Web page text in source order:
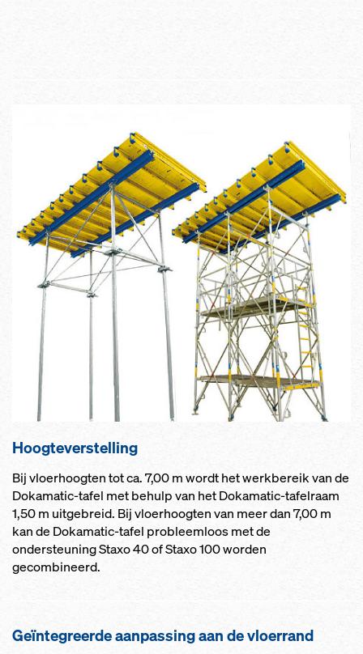
Hoogteverstelling
Bij vloerhoogten tot ca. 7,00 m wordt het werkbereik van de
Dokamatic-tafel met behulp van het Dokamatic-tafelraam
1,50 m uitgebreid. Bij vloerhoogten van meer dan 7,00 m
kan de Dokamatic-tafel probleemloos met de
ondersteuning Staxo 40 of Staxo 100 worden
gecombineerd.
Geïntegreerde aanpassing aan de vloerrand